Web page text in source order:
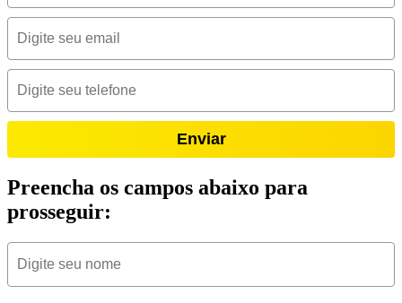
Enviar
Preencha os campos abaixo para
prosseguir: